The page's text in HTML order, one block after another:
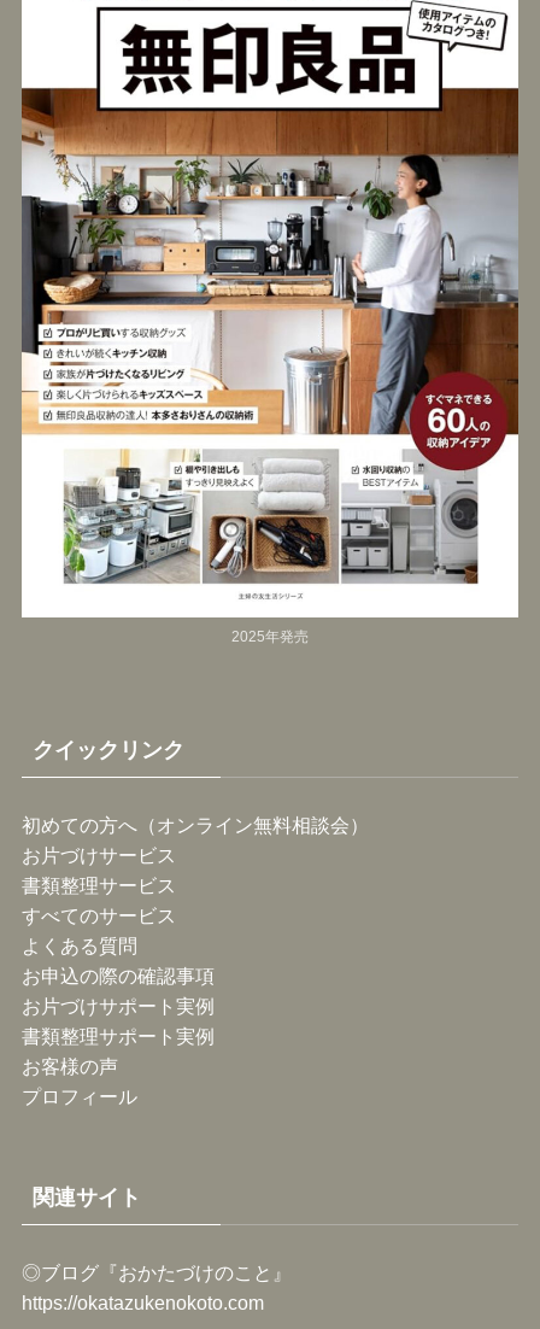
2025年発売
クイックリンク
初めての方へ（オンライン無料相談会）
お片づけサービス
書類整理サービス
すべてのサービス
よくある質問
お申込の際の確認事項
お片づけサポート実例
書類整理サポート実例
お客様の声
プロフィール
関連サイト
◎ブログ『おかたづけのこと』
https://okatazukenokoto.com